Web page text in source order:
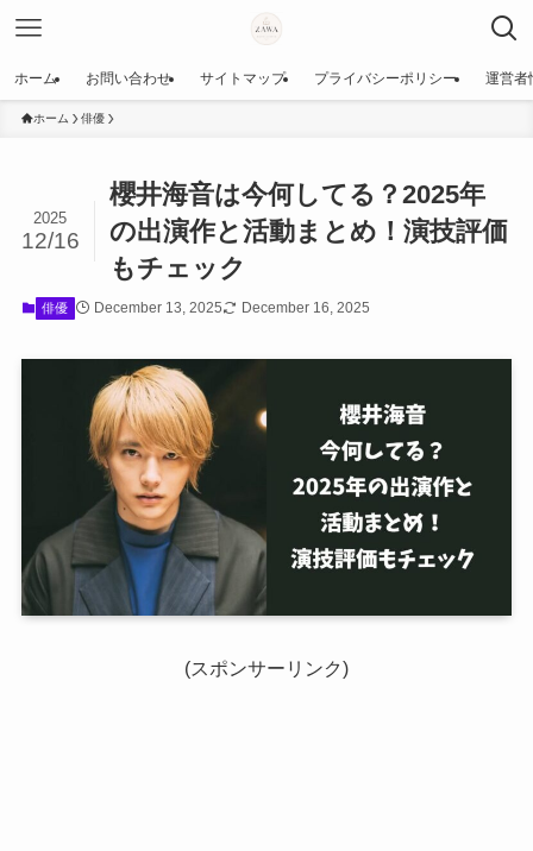
ホーム お問い合わせ サイトマップ プライバシーポリシー 運営者
ホーム 俳優
櫻井海音は今何してる？2025年
の出演作と活動まとめ！演技評価
もチェック
2025
12/16
俳優 December 13, 2025 December 16, 2025
(スポンサーリンク)